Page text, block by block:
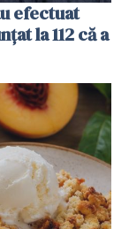
efectuat
la 112 că a